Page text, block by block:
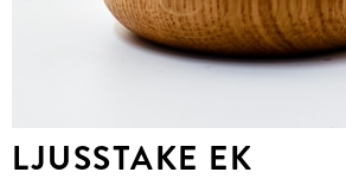
LJUSSTAKE EK